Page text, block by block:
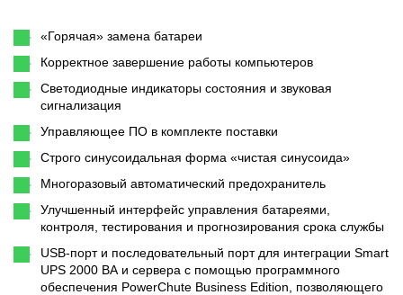
«Горячая» замена батареи
Корректное завершение работы компьютеров
Светодиодные индикаторы состояния и звуковая
сигнализация
Управляющее ПО в комплекте поставки
Строго синусоидальная форма «чистая синусоида»
Многоразовый автоматический предохранитель
Улучшенный интерфейс управления батареями,
контроля, тестирования и прогнозирования срока службы
USB-порт и последовательный порт для интеграции Smart
UPS 2000 ВА и сервера с помощью программного
обеспечения PowerChute Business Edition, позволяющего